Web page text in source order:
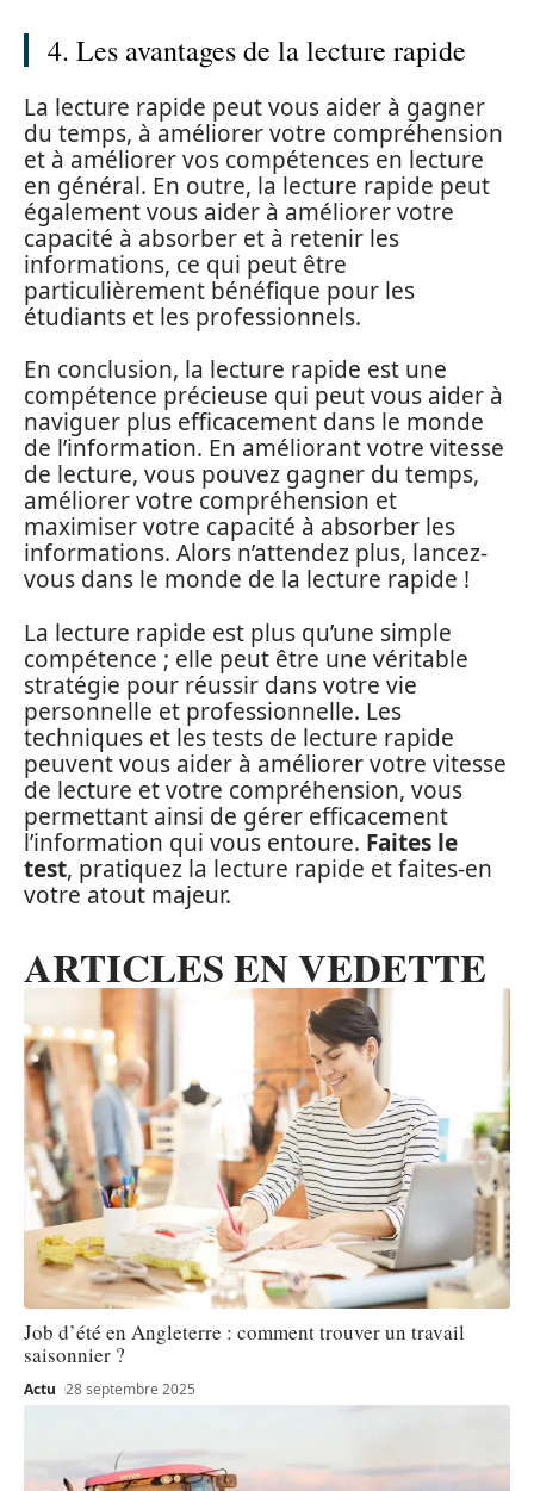
4. Les avantages de la lecture rapide
La lecture rapide peut vous aider à gagner
du temps, à améliorer votre compréhension
et à améliorer vos compétences en lecture
en général. En outre, la lecture rapide peut
également vous aider à améliorer votre
capacité à absorber et à retenir les
informations, ce qui peut être
particulièrement bénéfique pour les
étudiants et les professionnels.
En conclusion, la lecture rapide est une
compétence précieuse qui peut vous aider à
naviguer plus efficacement dans le monde
de l’information. En améliorant votre vitesse
de lecture, vous pouvez gagner du temps,
améliorer votre compréhension et
maximiser votre capacité à absorber les
informations. Alors n’attendez plus, lancez-
vous dans le monde de la lecture rapide !
La lecture rapide est plus qu’une simple
compétence ; elle peut être une véritable
stratégie pour réussir dans votre vie
personnelle et professionnelle. Les
techniques et les tests de lecture rapide
peuvent vous aider à améliorer votre vitesse
de lecture et votre compréhension, vous
permettant ainsi de gérer efficacement
l’information qui vous entoure. Faites le
test, pratiquez la lecture rapide et faites-en
votre atout majeur.
ARTICLES EN VEDETTE
Job d’été en Angleterre : comment trouver un travail
saisonnier ?
Actu 28 septembre 2025